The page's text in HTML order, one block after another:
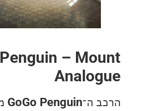
GoGo Penguin –
GoGo Penguinממנצ'סטר